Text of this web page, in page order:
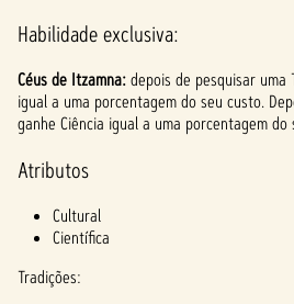
Habilidade exclusiva:
Céus de Itzamna:depois de pesquisar uma
igual a uma porcentagem do seu custo.
ganhe Ciência igual a uma porcentagem do
Atributos
Cultural
Científica
Tradições: